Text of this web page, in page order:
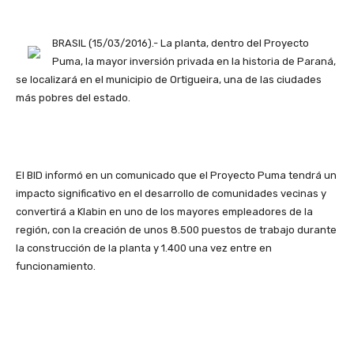
BRASIL (15/03/2016).- La planta, dentro del Proyecto
Puma, la mayor inversión privada en la historia de Paraná,
se localizará en el municipio de Ortigueira, una de las ciudades
más pobres del estado.
El BID informó en un comunicado que el Proyecto Puma tendrá un
impacto significativo en el desarrollo de comunidades vecinas y
convertirá a Klabin en uno de los mayores empleadores de la
región, con la creación de unos 8.500 puestos de trabajo durante
la construcción de la planta y 1.400 una vez entre en
funcionamiento.